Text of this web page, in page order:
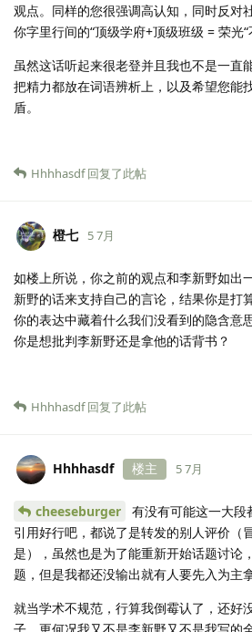
观点。同样的您很强调高认知，同时反对
你字里行间的“顶级学府+顶级班级 = 荣光
虽然这话听起来很老登并且我也不是一直
把精力都放在词语辨析上，以及希望您能
盾。
Hhhhasdf回复了此帖
橙七 5 7月
如楼上所说，你之前的观点和李新野如出
新野的话来支持自己的言论，结果你是打
你的表达中藏着什么我们没看到的隐含意
你是想批判李新野还是拿他的话背书？
Hhhhasdf回复了此帖
Hhhhasdf 楼主 5 7月
cheeseburger
有没有可能这一大段
引用好行吧，都说了是转发的别人评价（
是），虽然也是为了能重新开始话题讨论
题，但是我都还没输出就有人要先入为主
就当学术不规范，行算我倒霉认了，还好